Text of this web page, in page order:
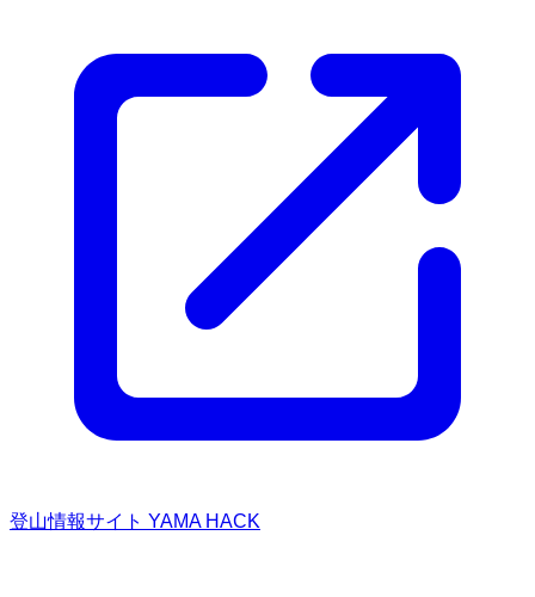
登山情報サイト YAMA HACK